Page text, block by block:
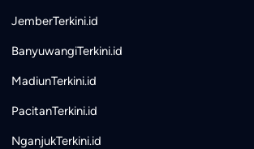
JemberTerkini.id
BanyuwangiTerkini.id
MadiunTerkini.id
PacitanTerkini.id
NganjukTerkini.id